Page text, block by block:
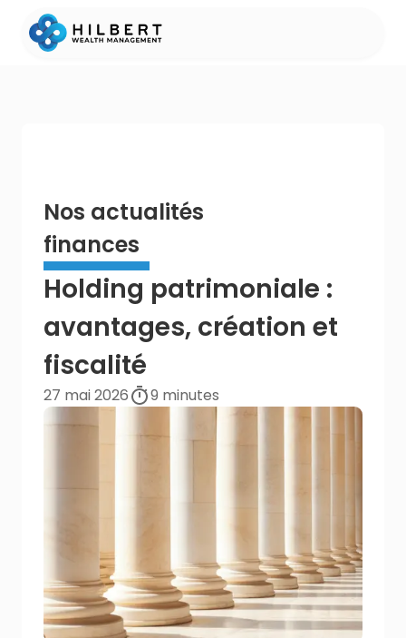
Nos actualités
finances
Holding patrimoniale :
avantages, création et
fiscalité
27 mai 2026 9 minutes